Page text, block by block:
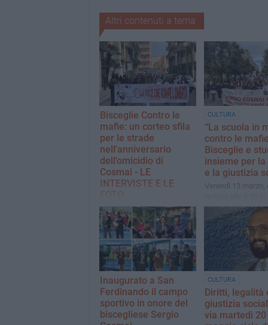
Altri contenuti a tema
Bisceglie Contro le
mafie: un corteo sfila
per le strade
nell'anniversario
dell'omicidio di
Cosmai - LE
INTERVISTE E LE
Angarano: «Vedere tanti
ragazzi che affollano le
strade, le piazze della nostra
città è un messaggio
importante: con la
partecipazione si abbatte
l'indifferenza»
CULTURA
“La scuola in
contro le
Bisceglie e
insieme per
e la giustizia
Venerdì 13 marzo,
Vittorio Emanuele
grande
coinvolge tutte le
cittadine
Inaugurato a San
Ferdinando il campo
sportivo in onore del
biscegliese Sergio
CULTURA
Diritti, legalità
giustizia
via martedì 20